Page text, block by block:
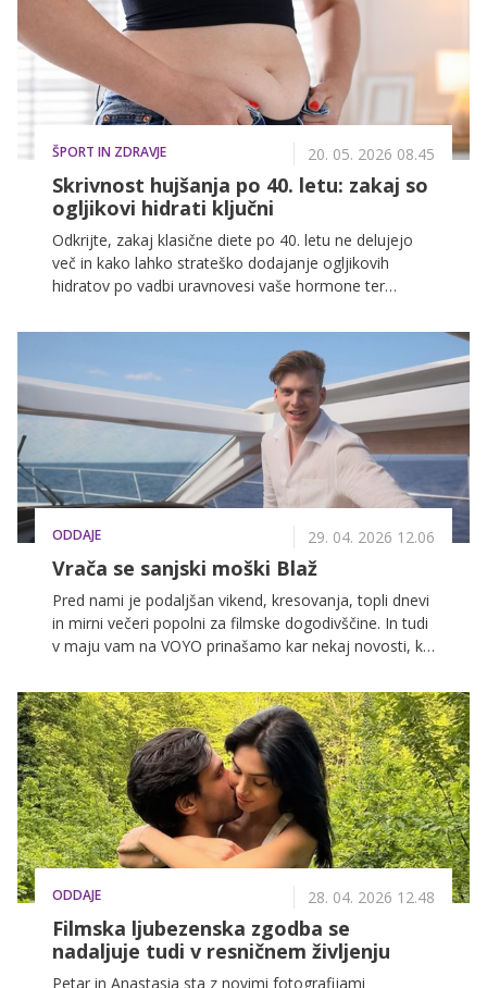
ŠPORT IN ZDRAVJE 20. 05. 2026 08.45
Skrivnost hujšanja po 40. letu: zakaj so
ogljikovi hidrati ključni
Odkrijte, zakaj klasične diete po 40. letu ne delujejo
več in kako lahko strateško dodajanje ogljikovih
hidratov po vadbi uravnovesi vaše hormone ter
ODDAJE 29. 04. 2026 12.06
Vrača se sanjski moški Blaž
Pred nami je podaljšan vikend, kresovanja, topli dnevi
in mirni večeri popolni za filmske dogodivščine. In tudi
v maju vam na VOYO prinašamo kar nekaj novosti, ki
ODDAJE 28. 04. 2026 12.48
Filmska ljubezenska zgodba se
nadaljuje tudi v resničnem življenju
Petar in Anastasia sta z novimi fotografijami